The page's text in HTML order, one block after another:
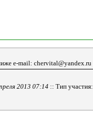
e-mail: chervital@yandex.ru
2013 07:14 :: Тип участия: